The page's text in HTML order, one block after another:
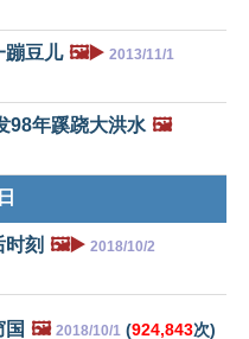
蹦豆儿 🖼️▶️ 2013/11/1
98年蹊跷大洪水 🖼️
刻 🖼️▶️ 2018/10/2
国 🖼️ 2018/10/1 (924,843次)